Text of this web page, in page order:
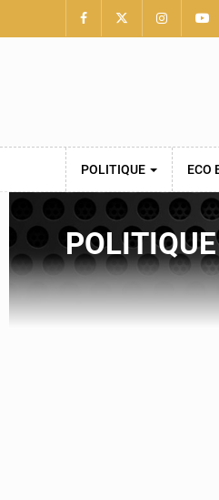
POLITIQUE ECO